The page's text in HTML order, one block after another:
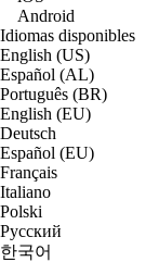
Android
Idiomas disponibles
English (US)
Español (AL)
Português (BR)
English (EU)
Deutsch
Español (EU)
Français
Italiano
Polski
Русский
한국어